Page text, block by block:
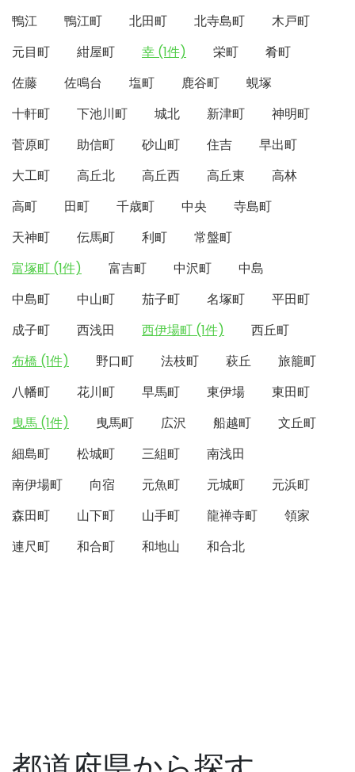
鴨江
鴨江町 北田町 北寺島町
木戸町
元目町
紺屋町 幸 (1件) 栄町
肴町
佐藤
佐鳴台 塩町 鹿谷町
蜆塚
十軒町
下池川町 城北 新津町
神明町
菅原町
助信町 砂山町 住吉
早出町
大工町
高丘北 高丘西 高丘東
高林
高町
田町 千歳町 中央
寺島町
天神町
伝馬町 利町
常盤町
富塚町 (1件)
富吉町 中沢町
中島
中島町
中山町 茄子町 名塚町
平田町
成子町
西浅田 西伊場町 (1件)
西丘町
布橋 (1件)
野口町 法枝町 萩丘
旅籠町
八幡町
花川町 早馬町 東伊場
東田町
曳馬 (1件)
曳馬町 広沢 船越町
文丘町
細島町
松城町 三組町
南浅田
南伊場町
向宿 元魚町 元城町
元浜町
森田町
山下町 山手町 龍禅寺町
領家
連尺町
和合町 和地山 和合北